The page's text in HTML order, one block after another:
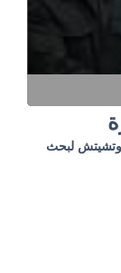
لبحث